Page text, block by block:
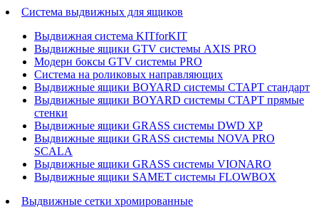
Система выдвижных для ящиков
Выдвижная система KITforKIT
Выдвижные ящики GTV системы AXIS PRO
Модерн боксы GTV системы PRO
Система на роликовых направляющих
Выдвижные ящики BOYARD системы СТАРТ стандарт
Выдвижные ящики BOYARD системы СТАРТ прямые
стенки
Выдвижные ящики GRASS системы DWD XP
Выдвижные ящики GRASS системы NOVA PRO
SCALA
Выдвижные ящики GRASS системы VIONARO
Выдвижные ящики SAMET системы FLOWBOX
Выдвижные сетки хромированные